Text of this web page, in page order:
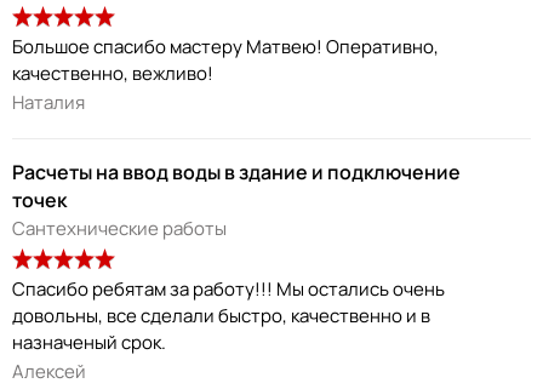
Большое спасибо мастеру Матвею! Оперативно,
качественно, вежливо!
Наталия
Расчеты на ввод воды в здание и подключение
точек
Сантехнические работы
Спасибо ребятам за работу!!! Мы остались очень
довольны, все сделали быстро, качественно и в
назначеный срок.
Алексей